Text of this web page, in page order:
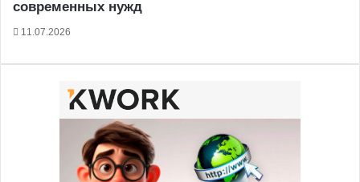
современных нужд
11.07.2026